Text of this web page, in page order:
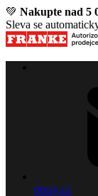
💚 Nakupte nad 5
Sleva se
drezy.cz